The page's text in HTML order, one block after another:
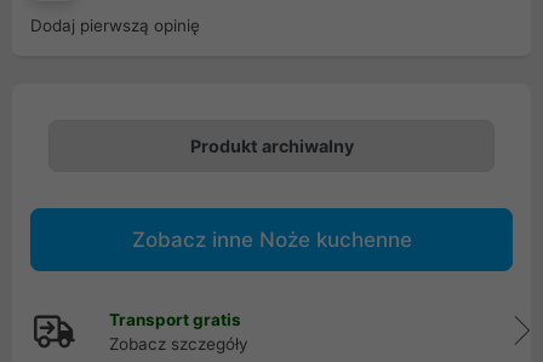
Dodaj pierwszą opinię
Produkt archiwalny
Zobacz inne Noże kuchenne
Transport gratis
Zobacz szczegóły